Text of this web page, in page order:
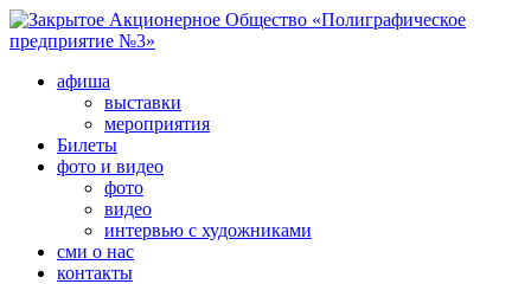
афиша
выставки
мероприятия
Билеты
фото и видео
фото
видео
интервью с художниками
сми о нас
контакты